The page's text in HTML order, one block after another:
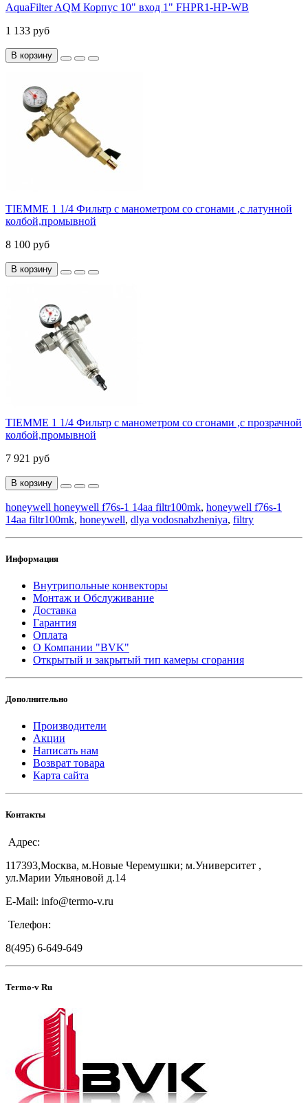
AquaFilter AQM Корпус 10" вход 1" FHPR1-HP-WB
1 133 руб
В корзину
TIEMME 1 1/4 Фильтр с манометром со сгонами ,с латунной
колбой,промывной
8 100 руб
В корзину
TIEMME 1 1/4 Фильтр с манометром со сгонами ,с прозрачной
колбой,промывной
7 921 руб
В корзину
honeywell honeywell f76s-1 14aa filtr100mk, honeywell f76s-1
14aa filtr100mk, honeywell, dlya vodosnabzheniya, filtry
Информация
Внутрипольные конвекторы
Монтаж и Обслуживание
Доставка
Гарантия
Оплата
О Компании "BVK"
Открытый и закрытый тип камеры сгорания
Дополнительно
Производители
Акции
Написать нам
Возврат товара
Карта сайта
Контакты
Адрес:
117393,Москва, м.Новые Черемушки; м.Университет ,
ул.Марии Ульяновой д.14
E-Mail: info@termo-v.ru
Телефон:
8(495) 6-649-649
Termo-v Ru